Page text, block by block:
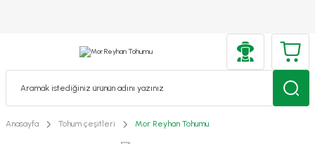
Anasayfa Tohum çeşitleri Mor Reyhan Tohumu